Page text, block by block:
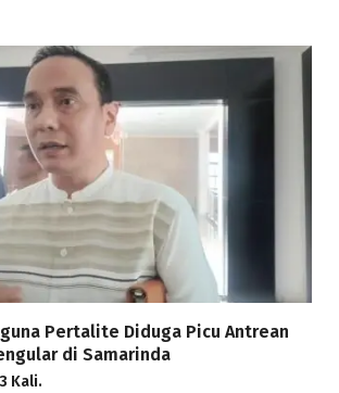
Pertalite Diduga Picu Antrean
di Samarinda
Kali.